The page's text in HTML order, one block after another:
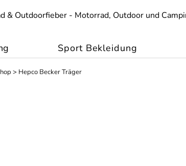
Sport Bekleidung
> Hepco Becker Träger